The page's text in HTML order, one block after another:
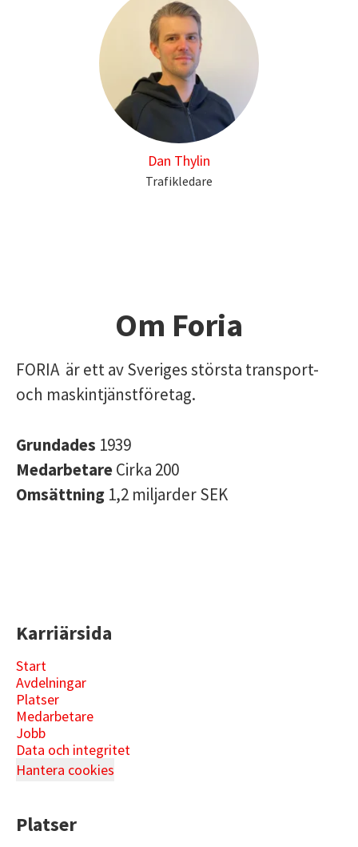
Dan Thylin
Trafikledare
Om Foria
FORIA är ett av Sveriges största transport-
och maskintjänstföretag.
Grundades 1939
MedarbetareCirka 200
Omsättning 1,2 miljarder SEK
Karriärsida
Start
Avdelningar
Platser
Medarbetare
Jobb
Data och integritet
Hantera cookies
Platser